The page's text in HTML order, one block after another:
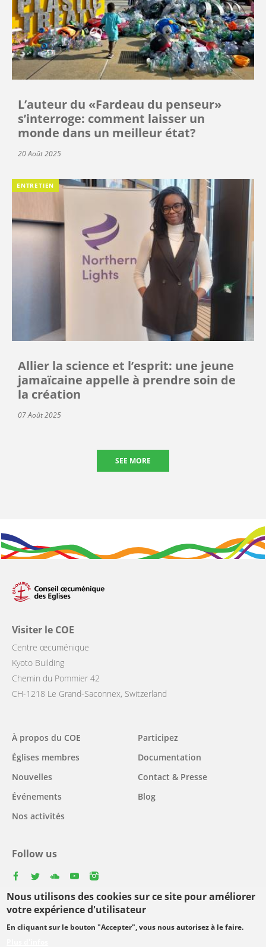
Nous utilisons des cookies sur ce site pour améliorer
votre expérience d'utilisateur
En cliquant sur le bouton "Accepter", vous nous autorisez à le faire.
L’auteur du «Fardeau du penseur»
s’interroge: comment laisser un
monde dans un meilleur état?
20 Août 2025
ENTRETIEN
Allier la science et l’esprit: une jeune
jamaïcaine appelle à prendre soin de
la création
07 Août 2025
SEE MORE
Visiter le COE
Centre œcuménique
Kyoto Building
Chemin du Pommier 42
CH-1218 Le Grand-Saconnex, Switzerland
Main
navigation
À propos du COE
Églises membres
Nouvelles
Événements
Nos activités
Participez
Documentation
Contact & Presse
Blog
Follow us
Select
your
Footer